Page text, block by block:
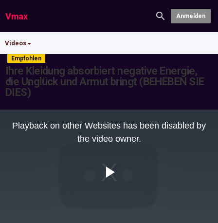
Vmax Anmelden
Videos
Empfohlen
Ihre Kleidung absorbiert negative Energie,
die Unglück und Armut bringt (BEHEBEN SIE
DIES)
Playback on other Websites has been disabled by
the video owner.